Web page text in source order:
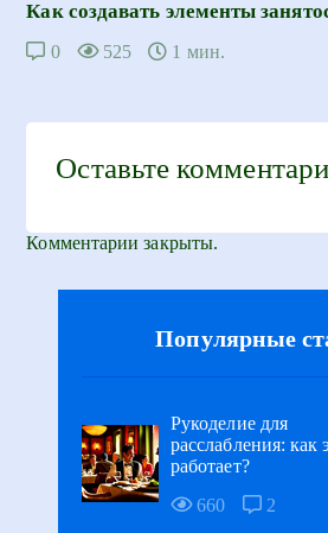
Как создавать элементы
0 525 1 мин.
Оставьте
Комментарии закрыты.
Популярные
Рукоделие для
расслабления: как
работает?
660
2